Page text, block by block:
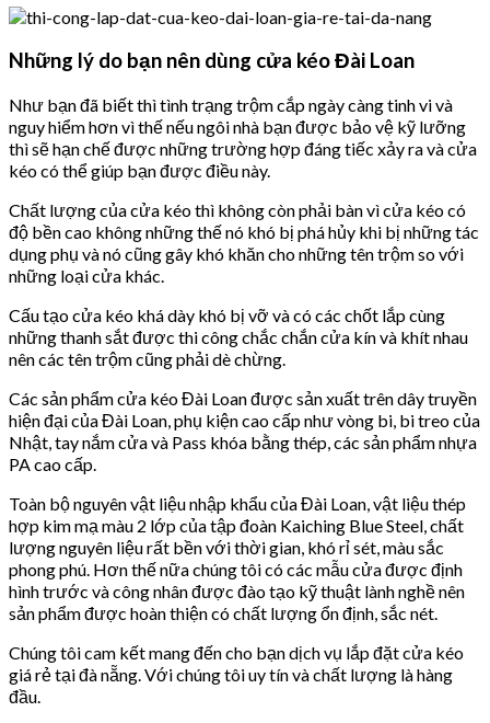
Những lý do bạn nên dùng cửa kéo Đài Loan
Như bạn đã biết thì tình trạng trộm cắp ngày càng tinh vi và
nguy hiểm hơn vì thế nếu ngôi nhà bạn được bảo vệ kỹ lưỡng
thì sẽ hạn chế được những trường hợp đáng tiếc xảy ra và cửa
kéo có thể giúp bạn được điều này.
Chất lượng của cửa kéo thì không còn phải bàn vì cửa kéo có
độ bền cao không những thế nó khó bị phá hủy khi bị những tác
dụng phụ và nó cũng gây khó khăn cho những tên trộm so với
những loại cửa khác.
Cấu tạo cửa kéo khá dày khó bị vỡ và có các chốt lắp cùng
những thanh sắt được thi công chắc chắn cửa kín và khít nhau
nên các tên trộm cũng phải dè chừng.
Các sản phẩm cửa kéo Đài Loan được sản xuất trên dây truyền
hiện đại của Đài Loan, phụ kiện cao cấp như vòng bi, bi treo của
Nhật, tay nắm cửa và Pass khóa bằng thép, các sản phẩm nhựa
PA cao cấp.
Toàn bộ nguyên vật liệu nhập khẩu của Đài Loan, vật liệu thép
hợp kim mạ màu 2 lớp của tập đoàn Kaiching Blue Steel, chất
lượng nguyên liệu rất bền với thời gian, khó rỉ sét, màu sắc
phong phú. Hơn thế nữa chúng tôi có các mẫu cửa được định
hình trước và công nhân được đào tạo kỹ thuật lành nghề nên
sản phẩm được hoàn thiện có chất lượng ổn định, sắc nét.
Chúng tôi cam kết mang đến cho bạn dịch vụ lắp đặt cửa kéo
giá rẻ tại đà nẵng. Với chúng tôi uy tín và chất lượng là hàng
đầu.